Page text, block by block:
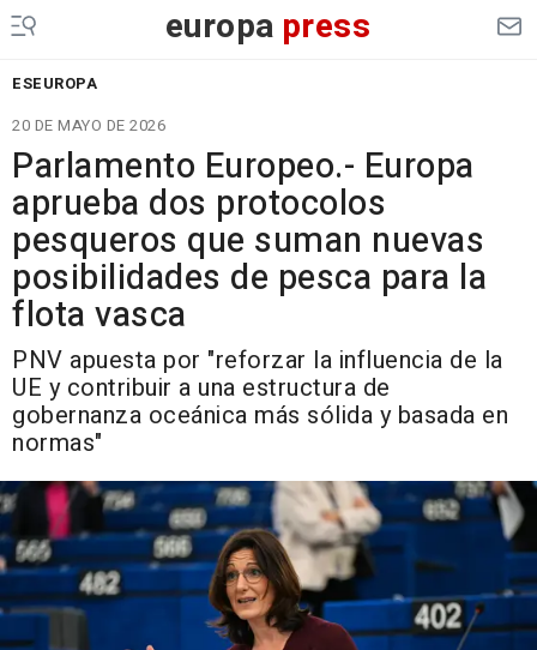
europa press
ESEUROPA
20 DE MAYO DE 2026
Parlamento Europeo.- Europa
aprueba dos protocolos
pesqueros que suman nuevas
posibilidades de pesca para la
flota vasca
PNV apuesta por "reforzar la influencia de la
UE y contribuir a una estructura de
gobernanza oceánica más sólida y basada en
normas"